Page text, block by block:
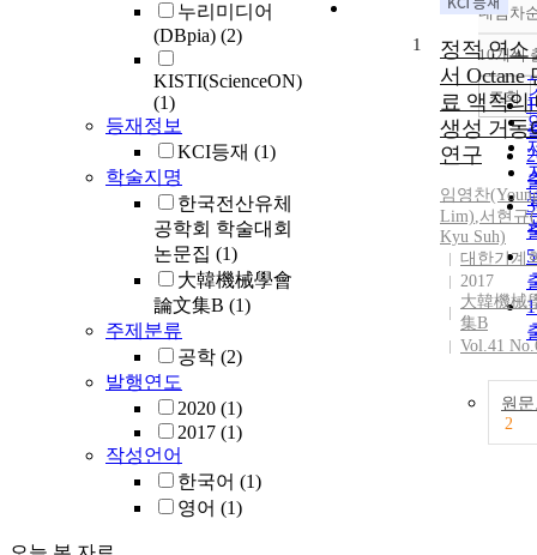
누리미디어
(DBpia) (2)
KISTI(ScienceON)
(1)
등재정보
KCI등재 (1)
학술지명
한국전산유체
공학회 학술대회
논문집 (1)
大韓機械學會
論文集B (1)
주제분류
공학 (2)
발행연도
2020 (1)
2017 (1)
작성언어
한국어 (1)
영어 (1)
내림차
10개씩
조회
1
정적 연소
서 Octane
료 액적의
생성 거동
연구
임영찬
Lim),서현규
Kyu Suh)
대한기계
2017
大韓機械
集B
Vol.41
원
2